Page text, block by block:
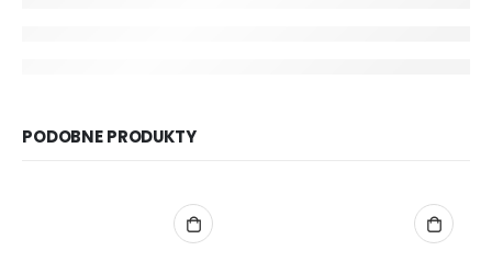
PODOBNE PRODUKTY